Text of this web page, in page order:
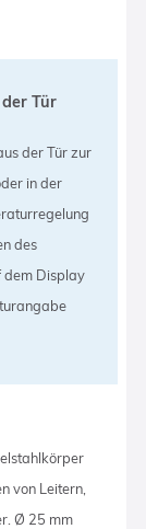
Tür
der Tür zur
in der
des
dem Display
von Leitern,
Ø 25 mm